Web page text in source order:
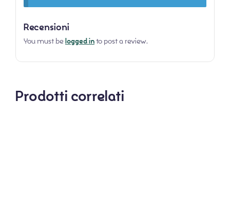
Recensioni
You must be logged into post a review.
Prodotti correlati